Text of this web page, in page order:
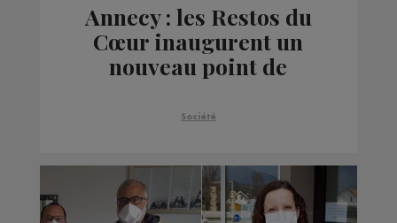
Annecy : les Restos du
Cœur inaugurent un
nouveau point de
destination des
Société